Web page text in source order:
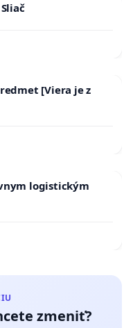
[Viera je z
logistickým
zmeniť?